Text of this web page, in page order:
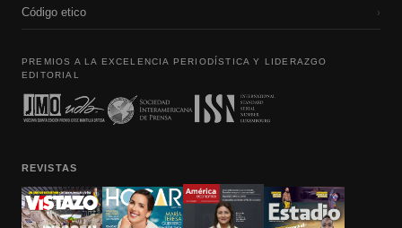
Código etico ›
PREMIOS A LA EXCELENCIA PERIODÍSTICA Y LIDERAZGO
EDITORIAL
REVISTAS